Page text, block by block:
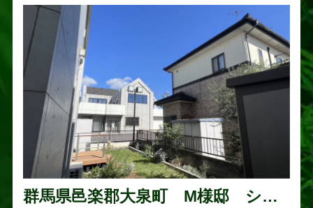
群馬県邑楽郡大泉町 M様邸 シマ